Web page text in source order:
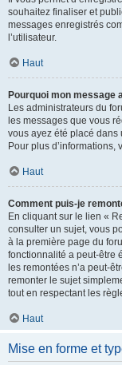
souhaitez finaliser et
messages enregistrés
l’utilisateur.
Haut
Pourquoi mon message
Les administrateurs du
les messages que vous
vous ayez été placé dans
Pour plus
Haut
Comment puis-je
En cliquant sur le lien «
consulter un sujet, vous
à la première page du
fonctionnalité a peut-être
les remontées n’a peut-
remonter le sujet
tout en respectant les
Haut
Mise en forme et